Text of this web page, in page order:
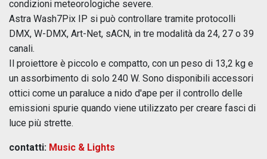
condizioni meteorologiche severe.
Astra Wash7Pix IP si può controllare tramite protocolli
DMX, W-DMX, Art-Net, sACN, in tre modalità da 24, 27 o 39
canali.
Il proiettore è piccolo e compatto, con un peso di 13,2 kg e
un assorbimento di solo 240 W. Sono disponibili accessori
ottici come un paraluce a nido d'ape per il controllo delle
emissioni spurie quando viene utilizzato per creare fasci di
luce più strette.
contatti: Music & Lights